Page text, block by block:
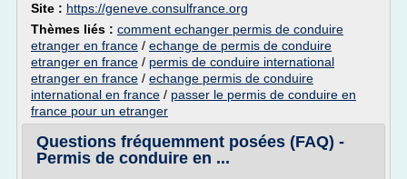
Site : https://geneve.consulfrance.org
Thèmes liés : comment echanger permis de conduire
etranger en france / echange de permis de conduire
etranger en france / permis de conduire international
etranger en france / echange permis de conduire
international en france / passer le permis de conduire en
france pour un etranger
Questions fréquemment posées (FAQ) -
Permis de conduire en ...